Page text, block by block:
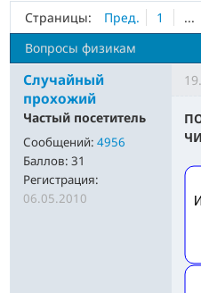
Страницы: Пред. 1 ...
Вопросы физикам
Случайный
прохожий
Частый посетитель
Сообщений: 4956
Баллов: 31
Регистрация:
06.05.2010